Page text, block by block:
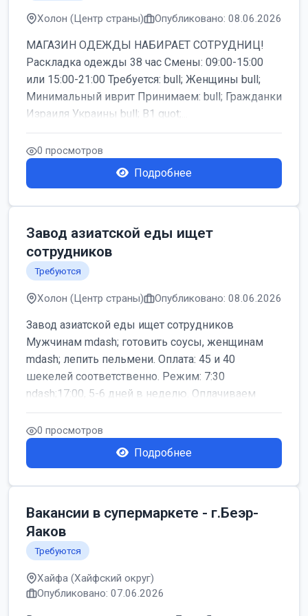
Холон (Центр страны) Опубликовано: 08.06.2026
МАГАЗИН ОДЕЖДЫ НАБИРАЕТ СОТРУДНИЦ!
Раскладка одежды 38 час Смены: 09:00-15:00
или 15:00-21:00 Требуется: bull; Женщины bull;
Минимальный иврит Принимаем: bull; Гражданки
Израиля Украины bull; B1 quot;...
0 просмотров
Подробнее
Завод азиатской еды ищет
сотрудников
Требуются
Холон (Центр страны) Опубликовано: 08.06.2026
Завод азиатской еды ищет сотрудников
Мужчинам mdash; готовить соусы, женщинам
mdash; лепить пельмени. Оплата: 45 и 40
шекелей соответственно. Режим: 7:30
ndash;17:00, 5-6 дней в неделю. Оплачиваем
дор...
0 просмотров
Подробнее
Вакансии в супермаркете - г.Беэр-
Яаков
Требуются
Хайфа (Хайфский округ)
Опубликовано: 07.06.2026